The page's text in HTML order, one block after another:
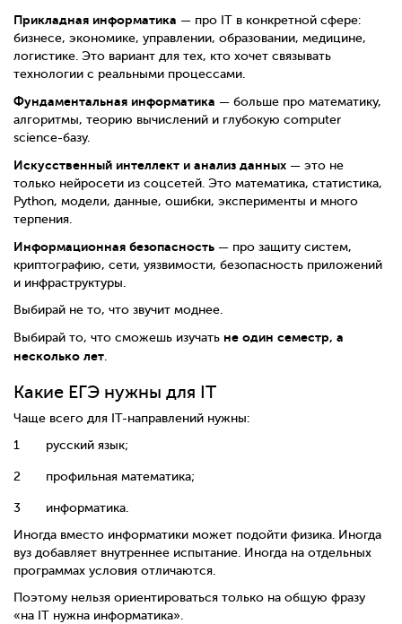
Прикладная информатика — про IT в конкретной сфере:
бизнесе, экономике, управлении, образовании, медицине,
логистике. Это вариант для тех, кто хочет связывать
технологии с реальными процессами.
Фундаментальная информатика — больше про математику,
алгоритмы, теорию вычислений и глубокую computer
science-базу.
Искусственный интеллект и анализ данных — это не
только нейросети из соцсетей. Это математика, статистика,
Python, модели, данные, ошибки, эксперименты и много
терпения.
Информационная безопасность — про защиту систем,
криптографию, сети, уязвимости, безопасность приложений
и инфраструктуры.
Выбирай не то, что звучит моднее.
Выбирай то, что сможешь изучать не один семестр, а
несколько лет
Какие ЕГЭ нужны для IT
Чаще всего для IT-направлений нужны:
русский язык;
профильная математика;
информатика.
Иногда вместо информатики может подойти физика. Иногда
вуз добавляет внутреннее испытание. Иногда на отдельных
программах условия отличаются.
Поэтому нельзя ориентироваться только на общую фразу
«на IT нужна информатика».